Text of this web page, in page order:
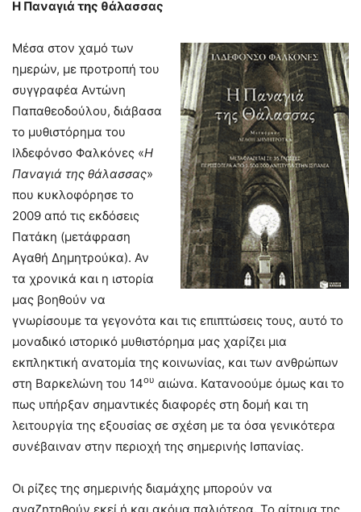
Η Παναγιά της θάλασσας
Μέσα στον χαμό των
ημερών, με προτροπή του
συγγραφέα Αντώνη
Παπαθεοδούλου, διάβασα
το μυθιστόρημα του
Ιλδεφόνσο Φαλκόνες «Η
Παναγιά της θάλασσας»
που κυκλοφόρησε το
2009 από τις εκδόσεις
Πατάκη (μετάφραση
Αγαθή Δημητρούκα). Αν
τα χρονικά και η ιστορία
μας βοηθούν να
γνωρίσουμε τα γεγονότα και τις επιπτώσεις τους, αυτό το
μοναδικό ιστορικό μυθιστόρημα μας χαρίζει μια
εκπληκτική ανατομία της κοινωνίας, και των ανθρώπων
στη Βαρκελώνη του 14ου αιώνα. Κατανοούμε όμως και το
πως υπήρξαν σημαντικές διαφορές στη δομή και τη
λειτουργία της εξουσίας σε σχέση με τα όσα γενικότερα
συνέβαιναν στην περιοχή της σημερινής Ισπανίας.
Οι ρίζες της σημερινής διαμάχης μπορούν να
αναζητηθούν εκεί ή και ακόμα παλιότερα. Το αίτημα της